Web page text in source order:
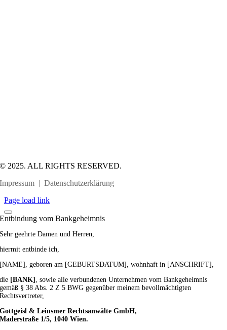
© 2025. ALL RIGHTS RESERVED.
Impressum |Datenschutzerklärung
Page load link
Entbindung vom Bankgeheimnis
Sehr geehrte Damen und Herren,
hiermit entbinde ich,
[NAME], geboren am [GEBURTSDATUM], wohnhaft in [ANSCHRIFT],
die [BANK] , sowie alle verbundenen Unternehmen vom Bankgeheimnis
gemäß § 38 Abs. 2 Z 5 BWG gegenüber meinem bevollmächtigten
Rechtsvertreter,
Gottgeisl & Leinsmer Rechtsanwälte GmbH,
Maderstraße 1/5, 1040 Wien.